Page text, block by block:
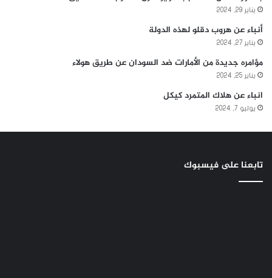
يناير 29, 2024
أنباء عن هروب دقلو لهذه الدولة
يناير 27, 2024
مؤامره جديدة من الأمارات ضد السودان عن طريق هولاء
يناير 25, 2024
انباء عن هلاك المتمرد كيكل
يوليو 7, 2024
تابعنا على فيسبوك